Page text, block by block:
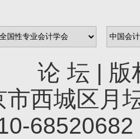
论 坛 | 版
市西城区月